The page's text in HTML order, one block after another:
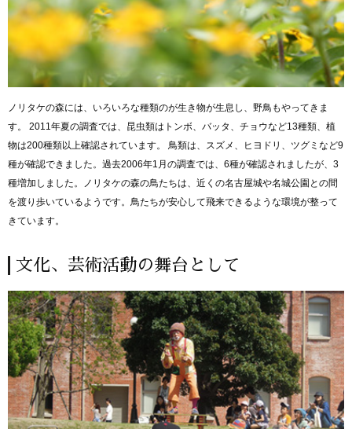
ノリタケの森には、いろいろな種類のが生き物が生息し、野鳥もやってきま
す。
2011年夏の調査では、昆虫類はトンボ、バッタ、チョウなど13種類、植
物は200種類以上確認されています。
鳥類は、スズメ、ヒヨドリ、ツグミなど9
種が確認できました。過去2006年1月の調査では、6種が確認されましたが、3
種増加しました。ノリタケの森の鳥たちは、近くの名古屋城や名城公園との間
を渡り歩いているようです。鳥たちが安心して飛来できるような環境が整って
きています。
文化、芸術活動の舞台として